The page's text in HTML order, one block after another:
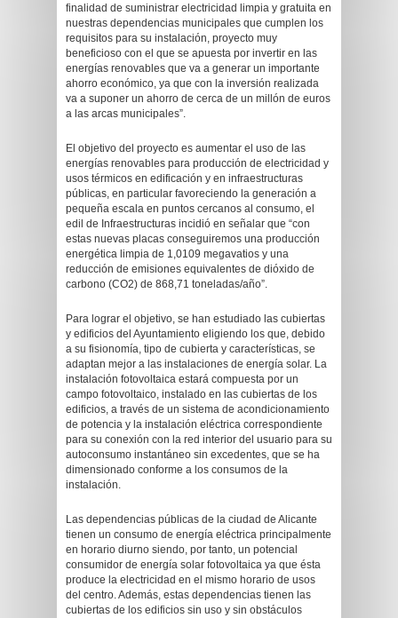
finalidad de suministrar electricidad limpia y gratuita en
nuestras dependencias municipales que cumplen los
requisitos para su instalación, proyecto muy
beneficioso con el que se apuesta por invertir en las
energías renovables que va a generar un importante
ahorro económico, ya que con la inversión realizada
va a suponer un ahorro de cerca de un millón de euros
a las arcas municipales”.
El objetivo del proyecto es aumentar el uso de las
energías renovables para producción de electricidad y
usos térmicos en edificación y en infraestructuras
públicas, en particular favoreciendo la generación a
pequeña escala en puntos cercanos al consumo, el
edil de Infraestructuras incidió en señalar que “con
estas nuevas placas conseguiremos una producción
energética limpia de 1,0109 megavatios y una
reducción de emisiones equivalentes de dióxido de
carbono (CO2) de 868,71 toneladas/año”.
Para lograr el objetivo, se han estudiado las cubiertas
y edificios del Ayuntamiento eligiendo los que, debido
a su fisionomía, tipo de cubierta y características, se
adaptan mejor a las instalaciones de energía solar. La
instalación fotovoltaica estará compuesta por un
campo fotovoltaico, instalado en las cubiertas de los
edificios, a través de un sistema de acondicionamiento
de potencia y la instalación eléctrica correspondiente
para su conexión con la red interior del usuario para su
autoconsumo instantáneo sin excedentes, que se ha
dimensionado conforme a los consumos de la
instalación.
Las dependencias públicas de la ciudad de Alicante
tienen un consumo de energía eléctrica principalmente
en horario diurno siendo, por tanto, un potencial
consumidor de energía solar fotovoltaica ya que ésta
produce la electricidad en el mismo horario de usos
del centro. Además, estas dependencias tienen las
cubiertas de los edificios sin uso y sin obstáculos